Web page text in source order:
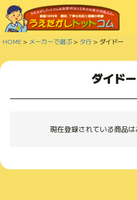
HOME メーカーで選ぶ タ行 ダイドー
ダイドー
現在登録されている商品は